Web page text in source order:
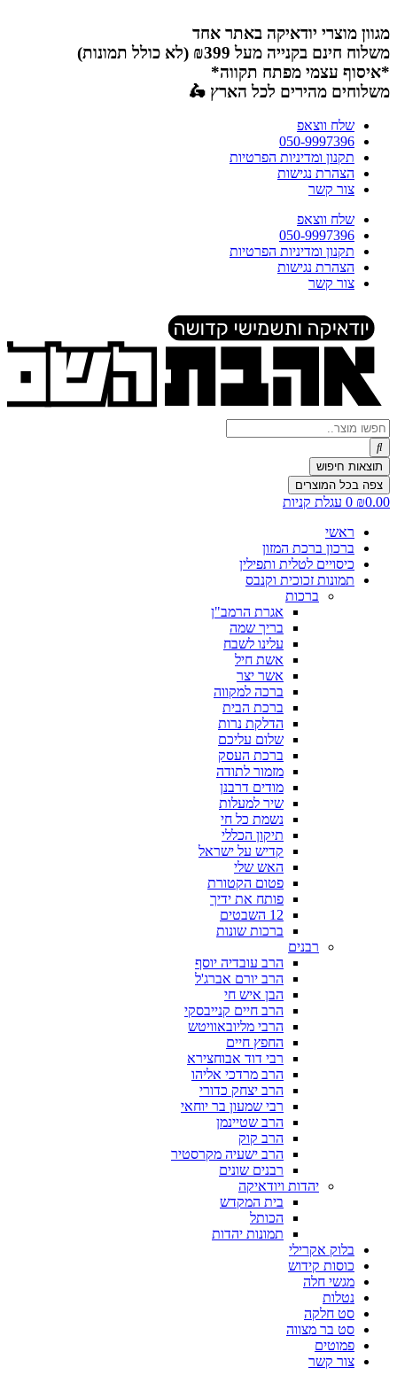
לתוכן
מגוון מוצרי יודאיקה באתר אחד
משלוח חינם בקנייה מעל ₪399 (לא כולל תמונות)
*איסוף עצמי מפתח תקווה*
משלוחים מהירים לכל הארץ 🛵
שלח ווצאפ
050-9997396
תקנון ומדיניות הפרטיות
הצהרת נגישות
צור קשר
שלח ווצאפ
050-9997396
תקנון ומדיניות הפרטיות
הצהרת נגישות
צור קשר
Search
...
תוצאות חיפוש
צפה בכל המוצרים
₪0.00
0 עגלת קניות
ראשי
ברכון ברכת המזון
כיסויים לטלית ותפילין
תמונות זכוכית וקנבס
ברכות
אגרת הרמב"ן
בריך שמה
עלינו לשבח
אשת חיל
אשר יצר
ברכה למקווה
ברכת הבית
הדלקת נרות
שלום עליכם
ברכת העסק
מזמור לתודה
מודים דרבנן
שיר למעלות
נשמת כל חי
תיקון הכללי
קדיש על ישראל
האש שלי
פטום הקטורת
פותח את ידיך
12 השבטים
ברכות שונות
רבנים
הרב עובדיה יוסף
הרב יורם אברג'ל
הבן איש חי
הרב חיים קנייבסקי
הרבי מליובאוויטש
החפץ חיים
רבי דוד אבוחצירא
הרב מרדכי אליהו
הרב יצחק כדורי
רבי שמעון בר יוחאי
הרב שטיינמן
הרב קוק
הרב ישעיה מקרסטיר
רבנים שונים
יהדות ויודאיקה
בית המקדש
הכותל
תמונות יהדות
בלוק אקרילי
כוסות קידוש
מגשי חלה
נטלות
סט חלקה
סט בר מצווה
פמוטים
צור קשר